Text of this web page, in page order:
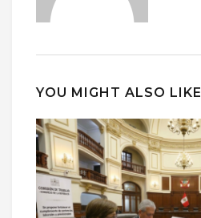
YOU MIGHT ALSO LIKE